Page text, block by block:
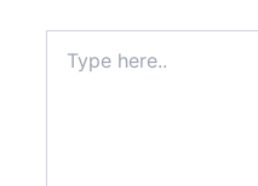
here..